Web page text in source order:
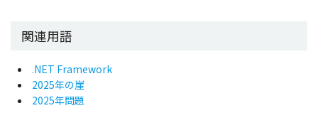
関連用語
.NET Framework
2025年の崖
2025年問題